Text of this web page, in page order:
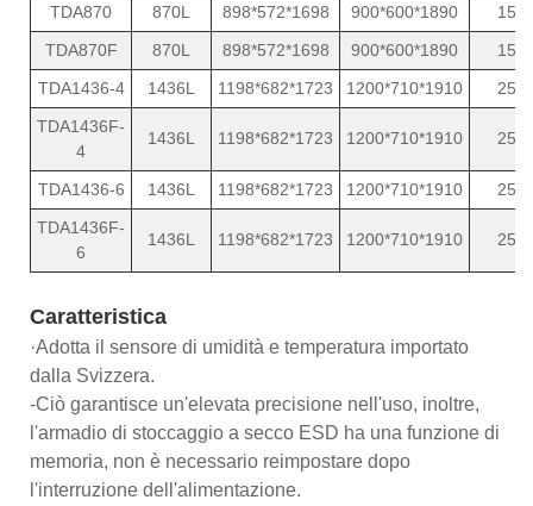
TDA870
870L 898*572*1698 900*600*1890
15
TDA870F
870L 898*572*1698 900*600*1890
15
TDA1436-4
1436L 1198*682*1723 1200*710*1910
25
TDA1436F-
4
1436L 1198*682*1723 1200*710*1910 25
TDA1436-6 1436L 1198*682*1723 1200*710*1910
25
TDA1436F-
6
1436L 1198*682*1723 1200*710*1910 25
Caratteristica
·Adotta il sensore di umidità e temperatura importato
dalla Svizzera.
-Ciò garantisce un'elevata precisione nell'uso, inoltre,
l'armadio di stoccaggio a secco ESD ha una funzione di
memoria, non è necessario reimpostare dopo
l'interruzione dell'alimentazione.